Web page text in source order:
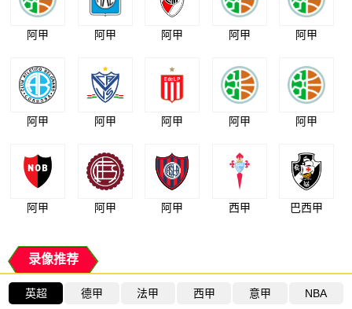
阿甲 阿甲 阿甲 阿甲 阿甲
阿甲 阿甲 阿甲 阿甲 阿甲
阿甲 阿甲 阿甲 西甲 巴西甲
录像推荐
英超 德甲 法甲 西甲 意甲 NBA